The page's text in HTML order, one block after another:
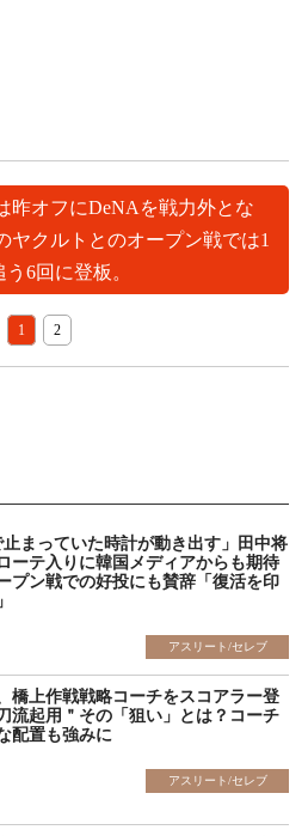
昨オフにDeNAを戦力外とな
ヤクルトとのオープン戦では1
う6回に登板。
1 2
止まっていた時計が動き出す」田中将
ーテ入りに韓国メディアからも期待
ン戦での好投にも賛辞「復活を印
アスリート/セレブ
橋上作戦戦略コーチをスコアラー登
流起用＂その「狙い」とは？コーチ
配置も強みに
アスリート/セレブ